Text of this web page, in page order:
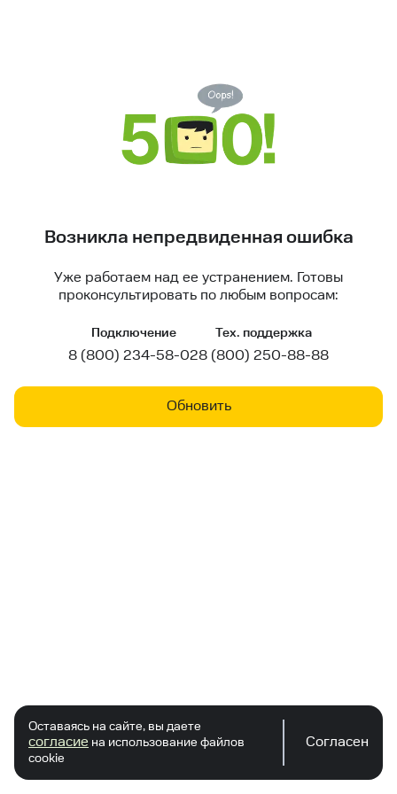
Возникла непредвиденная ошибка
Уже работаем над ее устранением. Готовы
проконсультировать по любым вопросам:
Подключение
8 (800) 234-58-02
Тех. поддержка
8 (800) 250-88-88
Обновить
Оставаясь на сайте, вы даете
согласие на использование файлов
cookie
Согласен